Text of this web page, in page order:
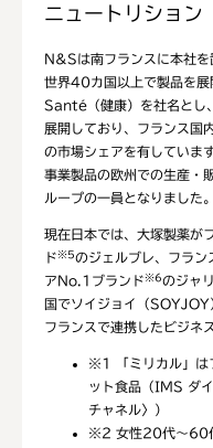
ニュートリショ
N&Sは南フランスに本社を
世界40カ国以上で製品を
Santé（健康）を社名とし
展開しており、フランス国
の市場シェアを有していま
事業製品の欧州での生産・
ループの一員となりました。
現在日本では、大塚製薬が
ド ※5のジェルブレ、フラン
アNo.1ブランド ※6のジャ
国でソイジョイ（SOYJOY
フランスで連携したビジネ
※1
「ミリカル」
ット食品（IMS ダ
チャネル〉）
※2 女性20代～60